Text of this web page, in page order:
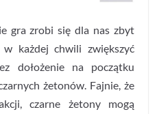
gra zrobi się dla nas zbyt
każdej chwili zwiększyć
dołożenie na początku
żetonów. Fajnie, że
czarne żetony mogą